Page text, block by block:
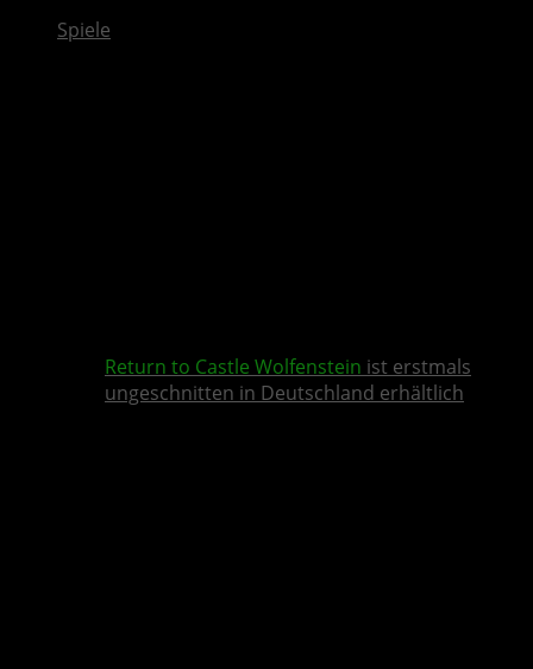
Spiele
Return to Castle Wolfenstein ist erstmals
ungeschnitten in Deutschland erhältlich